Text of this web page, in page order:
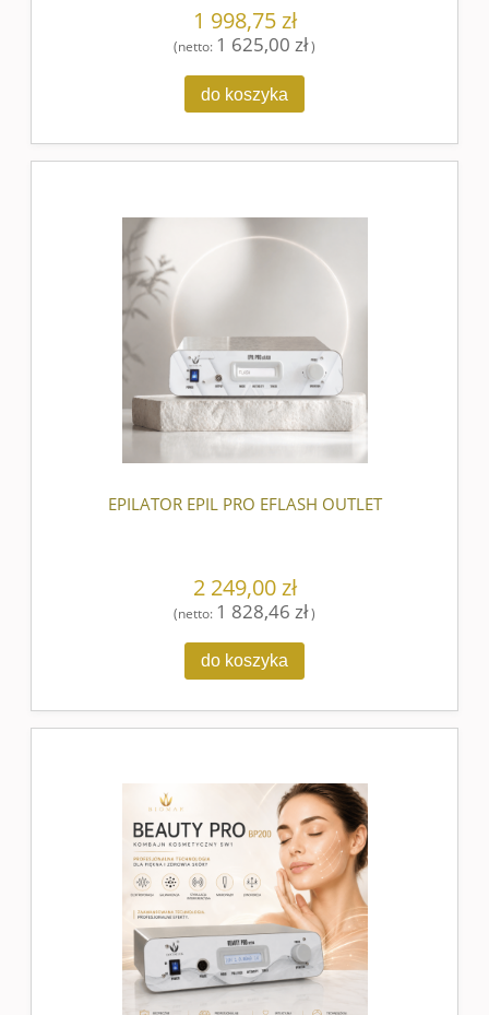
1 998,75 zł
(netto: 1 625,00 zł)
do koszyka
EPILATOR EPIL PRO EFLASH OUTLET
2 249,00 zł
(netto: 1 828,46 zł)
do koszyka